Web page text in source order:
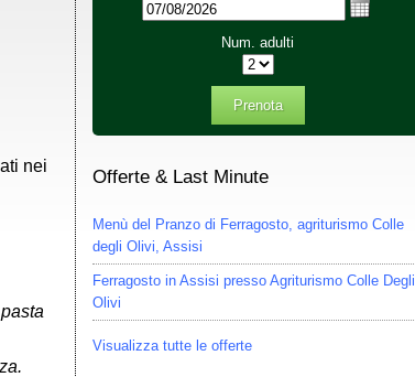
nei
Num. adulti
Prenota
Offerte & Last Minute
Menù del Pranzo di Ferragosto, agriturismo Colle
degli Olivi, Assisi
Ferragosto in Assisi presso Agriturismo Colle Degli
Olivi
Visualizza tutte le offerte